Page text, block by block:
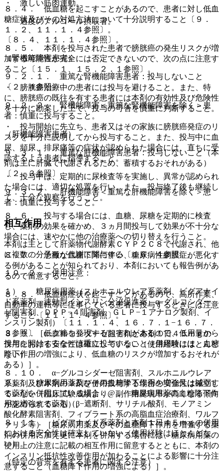
・ 激しい筋肉運動。
・ 過度のアルコール摂取者。
〔８．４、１１．１．４参照〕。
（腎機能障害患者）
９．２．１． 重篤な腎機能障害患者：投与しないこと
〔２．４参照〕。
９．２．２． 腎機能障害＜重篤な腎機能障害を除く＞患
者：慎重に投与すること。
（肝機能障害患者）
９．３．１． 重篤な肝機能障害患者：投与しないこと（本
剤は主に肝臓で代謝されるため、蓄積するおそれがある）
〔２．３参照〕。
９．３．２． 肝機能障害＜重篤な肝機能障害を除く＞患
者：慎重に投与すること。
相互作用
本剤は主として肝薬物代謝酵素ＣＹＰ２Ｃ８で代謝され、他
に複数の分子種が代謝に関与する〔１６．４参照〕。
１０．２． 併用注意：
１）． 糖尿病用薬（スルホニルウレア系薬剤、ビグアナイ
ド系薬剤、速効型インスリン分泌促進薬、α−グルコシダー
ゼ阻害剤、ＤＰＰ−４阻害剤、ＧＬＰ−１アナログ製剤、イ
ンスリン製剤）〔１１．１．４、１６．７．１−１６．７．
３参照〕［低血糖を発現するおそれがあるので、低用量から
投与を開始するなど慎重に投与すること（併用時には、血糖
降下作用の増強により、低血糖のリスクが増加するおそれが
ある）］。
２）． 糖尿病用薬及びその血糖降下作用を増強又は減弱す
る薬剤を併用している場合：@． 糖尿病用薬の血糖降下作
用を増強する薬剤（β−遮断剤、サリチル酸剤、モノアミン
酸化酵素阻害剤、フィブラート系の高脂血症治療剤、ワルフ
ァリン等）［糖尿病用薬及びその血糖降下作用を増強する薬
剤の併用に加え更に本剤を併用する場合には、糖尿病用薬の
使用上の注意に記載の相互作用に留意するとともに、本剤の
インスリン抵抗性改善作用が加わることによる影響に十分注
意すること（血糖降下作用の増強による）］。
８．４． 低血糖を起こすことがあるので、患者に対し低血
糖症状及びその対処方法について十分説明すること〔９．
１．２、１１．１．４参照〕。
８．５． 本剤を投与された患者で膀胱癌の発生リスクが増
加する可能性が完全には否定できないので、次の点に注意す
ること〔１５．１、１５．２．１参照〕。
・ 膀胱癌治療中の患者には投与を避けること。また、特
に、膀胱癌の既往を有する患者には本剤の有効性及び危険性
を十分に勘案した上で、投与の可否を慎重に判断すること。
・ 投与開始に先立ち、患者又はその家族に膀胱癌発症のリ
スクを十分に説明してから投与すること。また、投与中に血
尿、頻尿、排尿痛等の症状が認められた場合には、直ちに受
診するよう患者に指導すること。
・ 投与中は、定期的に尿検査等を実施し、異常が認められ
た場合には、適切な処置を行い、また、投与終了後も継続し
て、十分な観察を行うこと。
８．６． 投与する場合には、血糖、尿糖を定期的に検査
し、薬剤の効果を確かめ、３ヵ月間投与して効果が不十分な
場合には、速やかに他の治療薬への切り替えを行うこと。
８．７． 急激な血糖下降に伴い、糖尿病性網膜症が悪化す
る例があることが知られており、本剤においても報告例があ
るので留意すること。
８．８． 低血糖症状を起こすことがあるので、高所作業、
自動車の運転等に従事している患者に投与するときには注意
すること〔１１．１．４参照〕。
８．９． α−グルコシダーゼ阻害剤と本剤１日４５ｍｇの
併用における安全性は確立していない（使用経験はほとんど
ない）。
８．１０． α−グルコシダーゼ阻害剤、スルホニルウレア
系薬剤及び本剤の３剤を併用投与する場合の安全性は確立し
ていない（臨床試験成績より、副作用発現率が高くなる傾向
が認められている）。
８．１１． ビグアナイド系薬剤と本剤１日４５ｍｇの併用
における安全性は確立していない（使用経験はほとんどな
い）。
（特定の背景を有する患者に関する注意）